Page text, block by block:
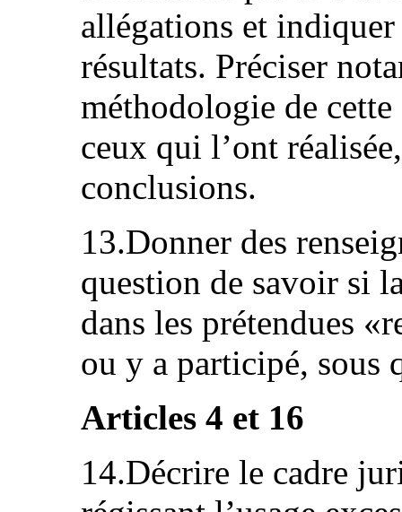
allégations et
résultats. Préciser
méthodologie de
ceux qui l’ont
conclusions.
13.Donner des
question de savoir si
dans les prétendues
ou y a participé, sous
Articles 4 et 16
14.Décrire le cadre